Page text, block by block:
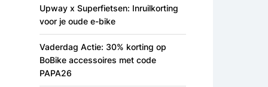
Upway x Superfietsen: Inruilkorting
voor je oude e-bike
Vaderdag Actie: 30% korting op
BoBike accessoires met code
PAPA26